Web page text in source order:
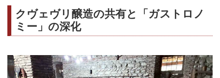
クヴェヴリ醸造の共有と「ガストロノ
ミー」の深化